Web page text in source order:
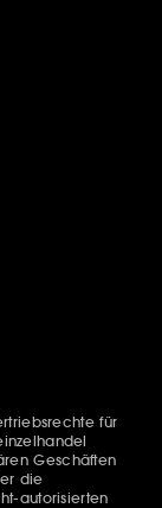
für
Geschäften
die
autorisierten